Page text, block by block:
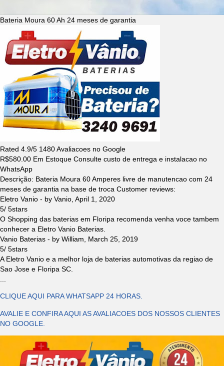
Bateria Moura 60 Ah 24 meses de garantia
Rated 4.9/5 1480Avaliacoes no Google
R$580.00 Em Estoque Consulte custo de entrega e instalacao no
WhatsApp
Descrição: Bateria Moura 60 Amperes livre de manutencao com 24
meses de garantia na base de troca Customer reviews:
Eletro Vanio - by Vanio April 1, 2020
5/ 5stars
O Shopping das baterias em Floripa recomenda venha voce tambem
conhecer a Eletro Vanio Baterias.
Vanio Baterias - by William
March 25, 2019
5/ 5stars
A Eletro Vanio e a melhor loja de baterias automotivas da regiao de
Sao Jose e Floripa SC.
CLIQUE AQUI PARA WHATSAPP 24 HORAS.
AVALIE E CONFIRA AQUI AS AVALIACOES DOS NOSSOS CLIENTES
NO GOOGLE.